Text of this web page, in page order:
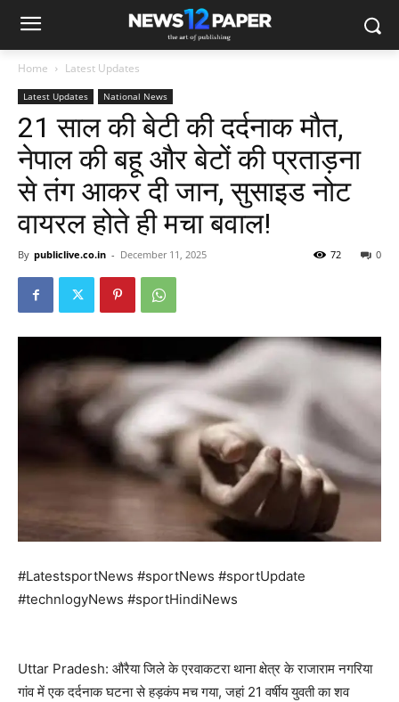
Home Latest Updates
Latest Updates National News
21 साल की बेटी की दर्दनाक मौत,
नेपाल की बहू और बेटों की प्रताड़ना
से तंग आकर दी जान, सुसाइड नोट
वायरल होते ही मचा बवाल!
By publiclive.co.in - December 11, 2025 0
72
#LatestsportNews #sportNews #sportUpdate
#technlogyNews #sportHindiNews
Uttar Pradesh: औरैया जिले के एरवाकटरा थाना क्षेत्र के राजाराम नगरिया
गांव में एक दर्दनाक घटना से हड़कंप मच गया, जहां 21 वर्षीय युवती का शव